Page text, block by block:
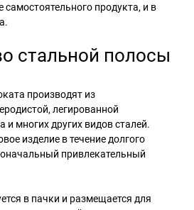
самостоятельного продукта, и в
стальной полосы
производят из
легированной
и многих других видов сталей.
изделие в течение долгого
привлекательный
в пачки и размещается для